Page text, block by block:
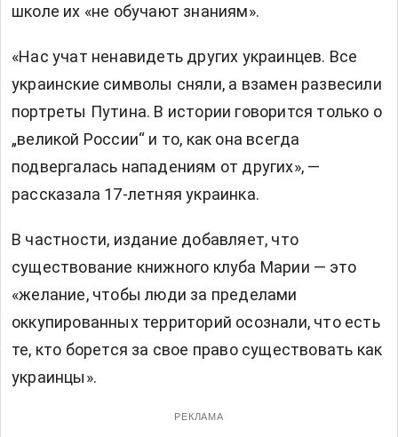
школе их «не обучают знаниям».
«Нас учат ненавидеть других украинцев. Все
украинские символы сняли, а взамен развесили
портреты Путина. В истории говорится только о
„великой России“ и то, как она всегда
подвергалась нападениям от других», —
рассказала 17-летняя украинка.
В частности, издание добавляет, что
существование книжного клуба Марии — это
«желание, чтобы люди за пределами
оккупированных территорий осознали, что есть
те, кто борется за свое право существовать как
украинцы».
РЕКЛАМА